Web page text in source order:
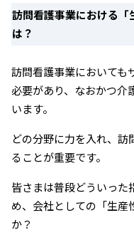
訪問看護事業における「
は？
訪問看護事業においても
必要があり、なおかつ介
います。
どの分野に力を入れ、
ることが重要です。
皆さまは普段どういった
め、会社としての「生産
か？